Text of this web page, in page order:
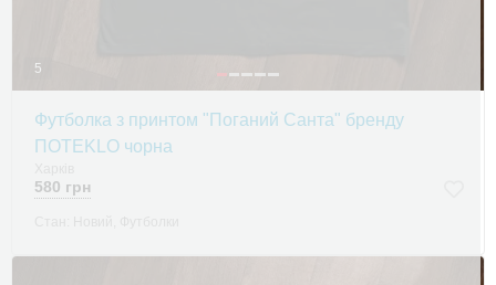
5
Футболка з принтом "Поганий Санта" бренду
ПOTEKLO чорна
580 грн